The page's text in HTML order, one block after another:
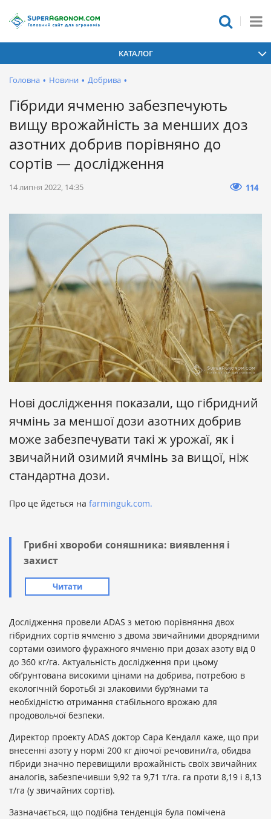
КАТАЛОГ
Головна • Новини • Добрива •
Гібриди ячменю забезпечують
вищу врожайність за менших доз
азотних добрив порівняно до
сортів — дослідження
14 липня 2022, 14:35 114
Нові дослідження показали, що гібридний
ячмінь за меншої дози азотних добрив
може забезпечувати такі ж урожаї, як і
звичайний озимий ячмінь за вищої, ніж
стандартна дози.
Про це йдеться на farminguk.com.
Грибні хвороби соняшника: виявлення і
захист
Читати
Дослідження провели ADAS з метою порівняння двох
гібридних сортів ячменю з двома звичайними дворядними
сортами озимого фуражного ячменю при дозах азоту від 0
до 360 кг/га. Актуальність дослідження при цьому
обґрунтована високими цінами на добрива, потребою в
екологічній боротьбі зі злаковими бур’янами та
необхідністю отримання стабільного врожаю для
продовольчої безпеки.
Директор проекту ADAS доктор Сара Кендалл каже, що при
внесенні азоту у нормі 200 кг діючої речовини/га, обидва
гібриди значно перевищили врожайність своїх звичайних
аналогів, забезпечивши 9,92 та 9,71 т/га. га проти 8,19 і 8,13
т/га (у звичайних сортів).
Зазначається, що подібна тенденція була помічена